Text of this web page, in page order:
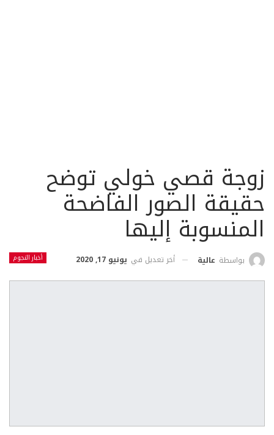
زوجة قصي خولي توضح
حقيقة الصور الفاضحة
المنسوبة إليها
أخبار النجوم بواسطة عالية أخر تعديل في يونيو 17, 2020